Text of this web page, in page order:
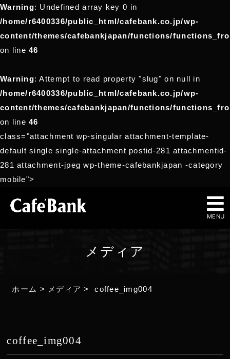
Warning: Undefined array key 0 in
/home/r6400336/public_html/cafebank.co.jp/wp-
content/themes/cafebankjapan/functions/
on line46
Warning: Attempt to read property "slug" on null in
/home/r6400336/public_html/cafebank.co.jp/wp-
content/themes/cafebankjapan/functions/
on line46
class="attachment wp-singular attachment-template-
default single single-attachment postid-281 attachmentid-
281 attachment-jpeg wp-theme-cafebankjapan -category
mobile">
MENU
メディア
ホーム > メディア >coffee_img004
coffee_img004